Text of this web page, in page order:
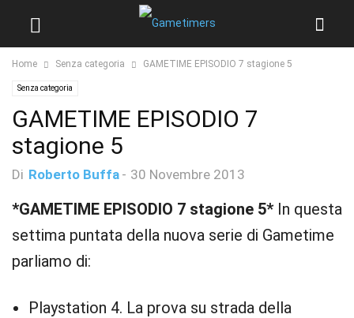
Home Senza categoria GAMETIME EPISODIO 7 stagione 5
Senza categoria
GAMETIME EPISODIO 7
stagione 5
Di Roberto Buffa - 30 Novembre 2013
*GAMETIME EPISODIO 7 stagione 5* In questa
settima puntata della nuova serie di Gametime
parliamo di:
Playstation 4. La prova su strada della